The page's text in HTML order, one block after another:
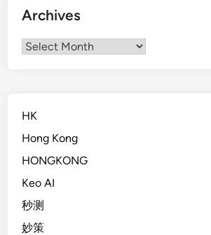
Archives
Archives
HK
Hong Kong
HONGKONG
Keo AI
秒测
妙策